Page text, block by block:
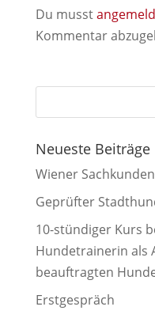
Du musst
Kommentar
Neueste Beiträge
Wiener
Geprüfter
10-stündiger Kurs
Hundetrainerin als
beauftragten
Erstgespräch